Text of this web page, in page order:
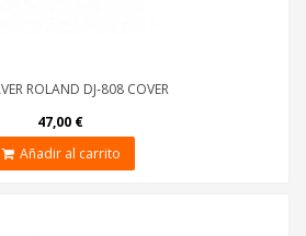
ROLAND DJ-808 COVER
47,00 €
Añadir al carrito